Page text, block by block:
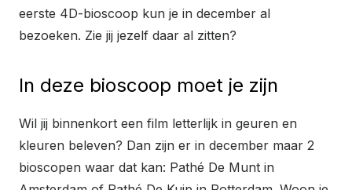
eerste 4D-bioscoop kun je in december al
bezoeken. Zie jij jezelf daar al zitten?
In deze bioscoop moet je zijn
Wil jij binnenkort een film letterlijk in geuren en
kleuren beleven? Dan zijn er in december maar 2
bioscopen waar dat kan: Pathé De Munt in